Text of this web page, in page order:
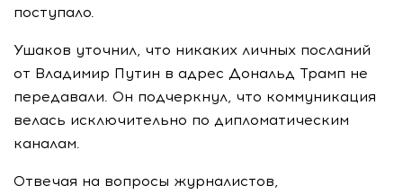
поступало.
Ушаков уточнил, что никаких личных посланий
от Владимир Путин в адрес Дональд Трамп не
передавали. Он подчеркнул, что коммуникация
велась исключительно по дипломатическим
каналам.
Отвечая на вопросы журналистов,